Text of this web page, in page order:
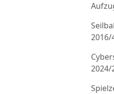
2016/
2024/